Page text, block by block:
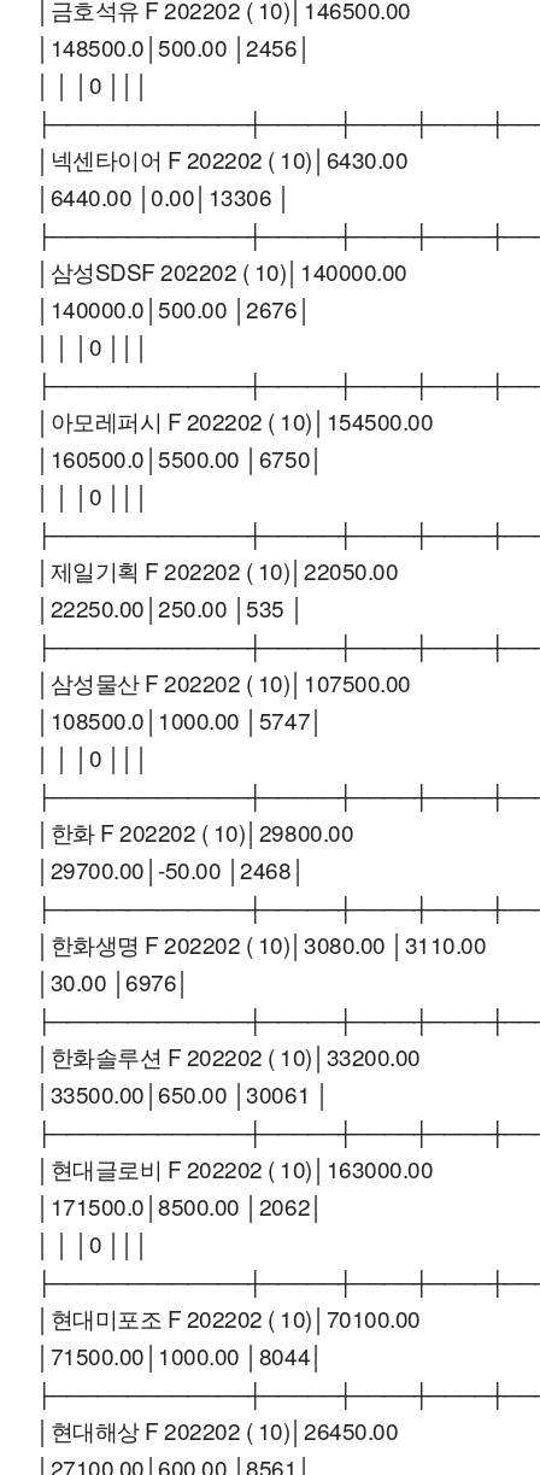
│금호석유 F 202202 ( 10)│146500.00
│148500.0│500.00 │2456│
│ │ │0 │││
│넥센타이어 F 202202 ( 10)│6430.00
│6440.00 │0.00│13306 │
│삼성SDSF 202202 ( 10)│140000.00
│140000.0│500.00 │2676│
│ │ │0 │││
│아모레퍼시 F 202202 ( 10)│154500.00
│160500.0│5500.00 │6750│
│ │ │0 │││
│제일기획 F 202202 ( 10)│22050.00
│22250.00│250.00 │535 │
│삼성물산 F 202202 ( 10)│107500.00
│108500.0│1000.00 │5747│
│ │ │0 │││
│한화 F 202202 ( 10)│29800.00
│29700.00│-50.00 │2468│
│한화생명 F 202202 ( 10)│3080.00 │3110.00
│30.00 │6976│
│한화솔루션 F 202202 ( 10)│33200.00
│33500.00│650.00 │30061 │
│현대글로비 F 202202 ( 10)│163000.00
│171500.0│8500.00 │2062│
│ │ │0 │││
│현대미포조 F 202202 ( 10)│70100.00
│71500.00│1000.00 │8044│
│현대해상 F 202202 ( 10)│26450.00
│27100.00│600.00 │8561│